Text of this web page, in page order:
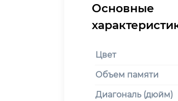
Цвет
Объем памяти
Диагональ (дюйм)